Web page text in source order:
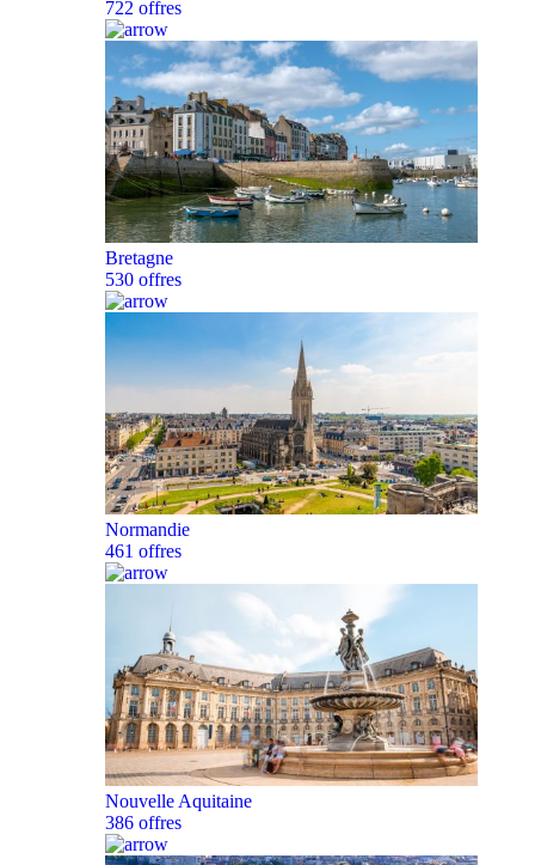
722 offres
Bretagne
530 offres
Normandie
461 offres
Nouvelle Aquitaine
386 offres